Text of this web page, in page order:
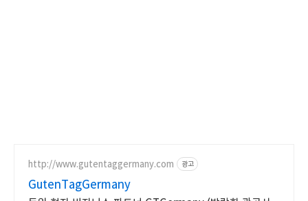
http://www.gutentaggermany.com 광고
GutenTagGermany